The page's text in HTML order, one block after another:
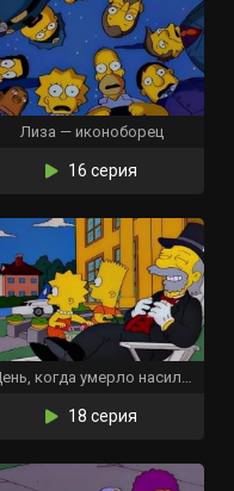
Лиза — иконоборец
16 серия
День, когда умерло насилие
18 серия